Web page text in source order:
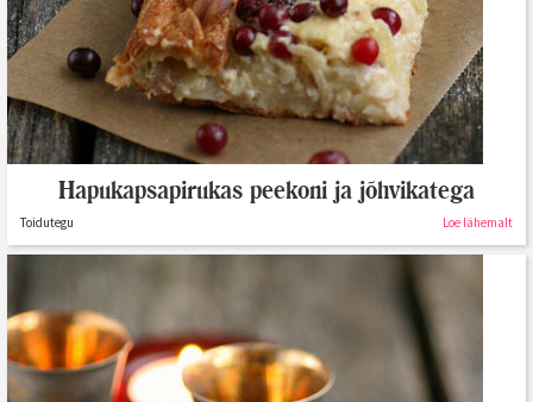
Hapukapsapirukas peekoni ja jõhvikatega
Toidutegu Loe lähemalt